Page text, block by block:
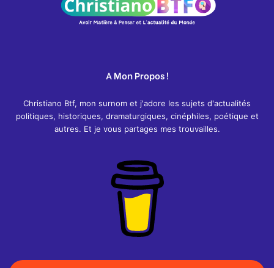
A Mon Propos !
Christiano Btf, mon surnom et j'adore les sujets d'actualités
politiques, historiques, dramaturgiques, cinéphiles, poétique et
autres. Et je vous partages mes trouvailles.